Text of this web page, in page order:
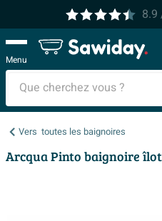
8.9
Menu
Vers toutes les baignoires